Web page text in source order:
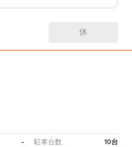
休
- 駐車台数 10台